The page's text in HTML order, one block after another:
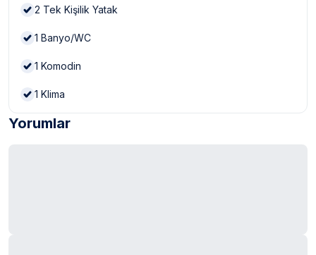
2 Tek Kişilik Yatak
1 Banyo/WC
1 Komodin
1 Klima
Yorumlar